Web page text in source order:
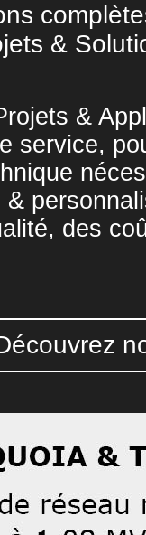
&
&
service,
des